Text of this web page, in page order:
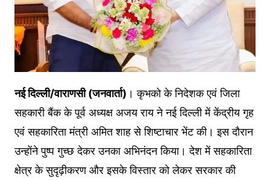
नई दिल्ली/वाराणसी (जनवार्ता) । कृभको के निदेशक एवं जिला
सहकारी बैंक के पूर्व अध्यक्ष अजय राय ने नई दिल्ली में केंद्रीय गृह
एवं सहकारिता मंत्री अमित शाह से शिष्टाचार भेंट की। इस दौरान
उन्होंने पुष्प गुच्छ देकर उनका अभिनंदन किया। देश में सहकारिता
क्षेत्र के सुदृढ़ीकरण और इसके विस्तार को लेकर सरकार की